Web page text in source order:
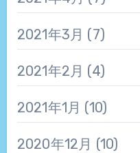
2021年3月 (7)
2021年2月 (4)
2021年1月 (10)
2020年12月 (10)